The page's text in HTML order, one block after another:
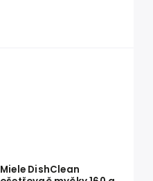
Miele DishClean